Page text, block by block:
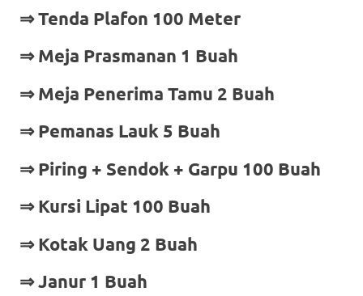
⇒ Tenda Plafon 100 Meter
⇒ Meja Prasmanan 1 Buah
⇒ Meja Penerima Tamu 2 Buah
⇒ Pemanas Lauk 5 Buah
⇒ Piring + Sendok + Garpu 100 Buah
⇒ Kursi Lipat 100 Buah
⇒ Kotak Uang 2 Buah
⇒ Janur 1 Buah